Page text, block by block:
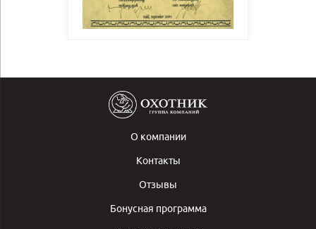
О компании
Контакты
Отзывы
Бонусная программа